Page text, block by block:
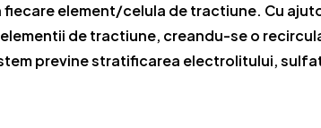
element/celula de tractiune. Cu
de tractiune, creandu-se o
previne stratificarea electrolitului,